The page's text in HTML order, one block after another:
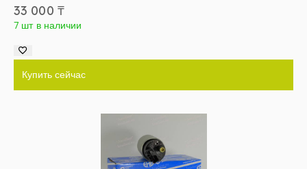
33 000 ₸
7 шт в наличии
Купить сейчас